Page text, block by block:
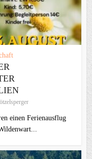
einen Ferienausflug